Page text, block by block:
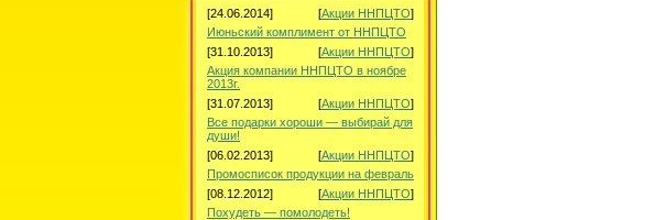
[24.06.2014] [Акции ННПЦТО]
Июньский комплимент от ННПЦТО
[31.10.2013]
[Акции ННПЦТО]
Акция компании ННПЦТО в ноябре
2013г.
[31.07.2013]
[Акции ННПЦТО]
Все подарки хороши — выбирай для
души!
[06.02.2013]
[Акции ННПЦТО]
Промосписок продукции на февраль
[08.12.2012]
[Акции ННПЦТО]
Похудеть — помолодеть!